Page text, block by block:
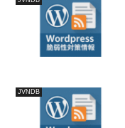
JVNDB